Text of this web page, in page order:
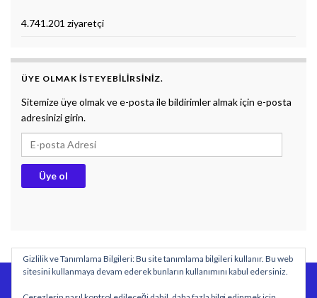
4.741.201 ziyaretçi
ÜYE OLMAK ISTEYEBILIRSINIZ.
Sitemize üye olmak ve e-posta ile bildirimler almak için e-posta
adresinizi girin.
E-posta Adresi
Üye ol
Gizlilik ve Tanımlama Bilgileri: Bu site tanımlama bilgileri kullanır. Bu web
sitesini kullanmaya devam ederek bunların kullanımını kabul edersiniz.